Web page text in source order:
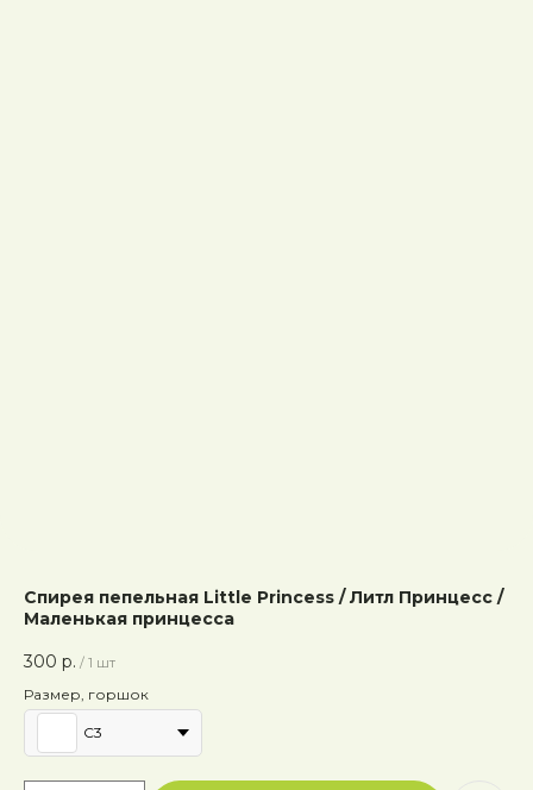
Спирея пепельная Little Princess / Литл Принцесс /
Маленькая принцесса
300 р. / 1 шт
Размер, горшок
C3